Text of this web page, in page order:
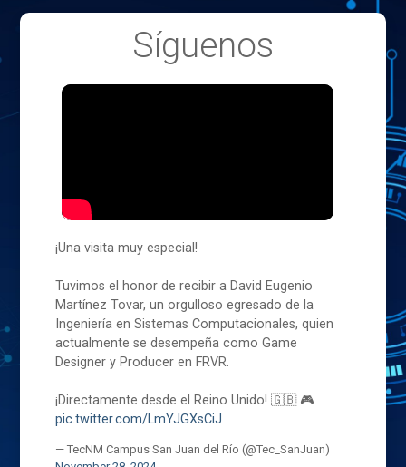
Síguenos
¡Una visita muy especial!
Tuvimos el honor de recibir a David Eugenio
Martínez Tovar, un orgulloso egresado de la
Ingeniería en Sistemas Computacionales, quien
actualmente se desempeña como Game
Designer y Producer en FRVR.
¡Directamente desde el Reino Unido! 🇬🇧 🎮
pic.twitter.com/LmYJGXsCiJ
— TecNM Campus San Juan del Río (@Tec_SanJuan)